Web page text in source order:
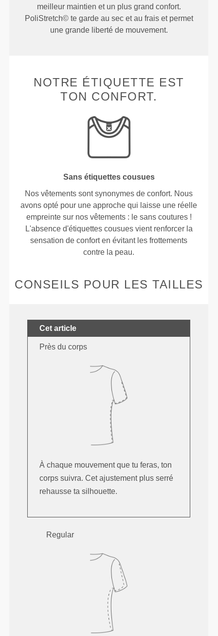
meilleur maintien et un plus grand confort.
PoliStretch© te garde au sec et au frais et permet
une grande liberté de mouvement.
NOTRE ÉTIQUETTE EST
TON CONFORT.
Sans étiquettes cousues
Nos vêtements sont synonymes de confort. Nous
avons opté pour une approche qui laisse une réelle
empreinte sur nos vêtements : le sans coutures !
L'absence d'étiquettes cousues vient renforcer la
sensation de confort en évitant les frottements
contre la peau.
CONSEILS POUR LES TAILLES
Cet article
Près du corps
À chaque mouvement que tu feras, ton
corps suivra. Cet ajustement plus serré
rehausse ta silhouette.
Regular